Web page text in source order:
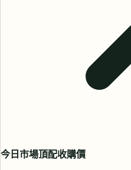
今日市場頂配收購價